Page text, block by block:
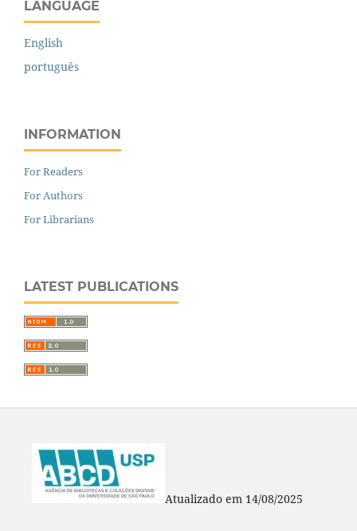
LANGUAGE
English
português
INFORMATION
For Readers
For Authors
For Librarians
LATEST PUBLICATIONS
Atualizado em 14/08/2025